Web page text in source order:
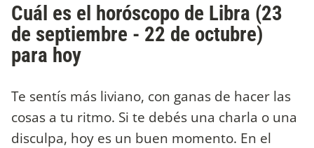
Cuál es el horóscopo de Libra (23
de septiembre - 22 de octubre)
para hoy
Te sentís más liviano, con ganas de hacer las
cosas a tu ritmo. Si te debés una charla o una
disculpa, hoy es un buen momento. En el